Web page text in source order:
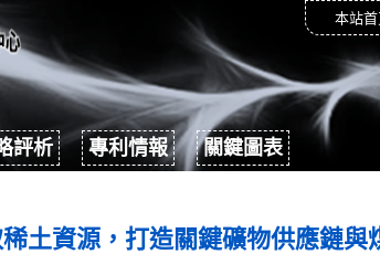
本站首
評析 專利情報 關鍵圖表
土資源，打造關鍵礦物供應鏈與